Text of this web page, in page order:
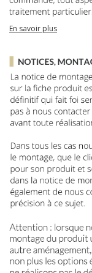
En savoir plus